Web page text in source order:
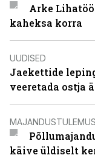
Arke
kaheksa korra
UUDISED
Jaekettide
veeretada ostja
käive üldiselt